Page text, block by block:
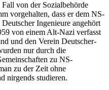
von der Sozialbehörde
vorgehalten, dass er dem NS-
Ingenieure angehört
von einem Alt-Nazi verfasst
und den Verein Deutscher-
nur durch die
zu NS-
zu der Zeit ohne
nirgends studieren.